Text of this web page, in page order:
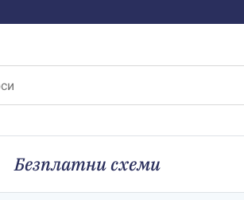
Безплатни схеми